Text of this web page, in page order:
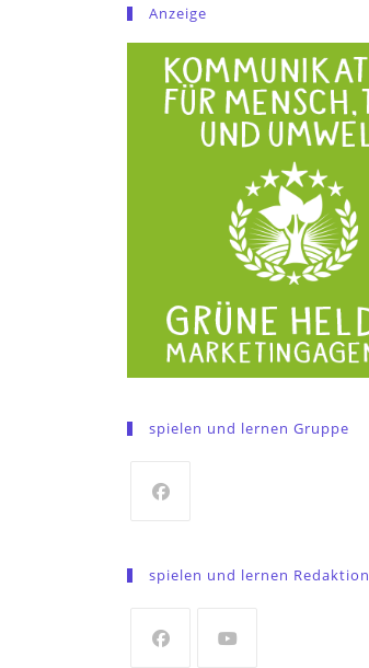
Anzeige
spielen und lernen Gruppe
a
tab
spielen und lernen Redaktion